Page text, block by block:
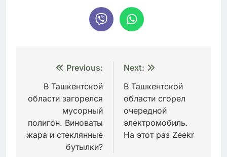
Навигация
записям
Previous:
В Ташкентской
области загорелся
мусорный
полигон. Виноваты
жара и стеклянные
бутылки?
Next:
В Ташкентской
области сгорел
очередной
электромобиль.
На этот раз Zeekr